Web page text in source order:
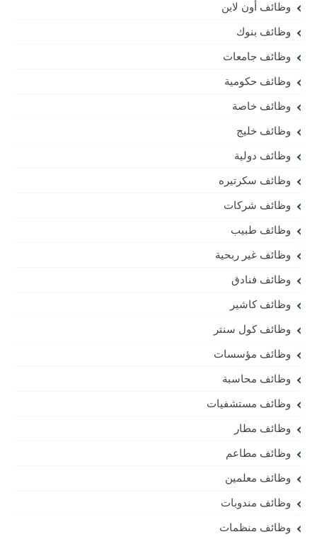
وظائف أون لاين
وظائف بنوك
وظائف جامعات
وظائف حكومية
وظائف خاصة
وظائف خليج
وظائف دولية
وظائف سكرتيره
وظائف شركات
وظائف طبيب
وظائف غير ربحية
وظائف فنادق
وظائف كاشير
وظائف كول سنتر
وظائف مؤسسات
وظائف محاسبة
وظائف مستشفيات
وظائف مطار
وظائف مطاعم
وظائف معلمين
وظائف مندوبات
وظائف منظمات